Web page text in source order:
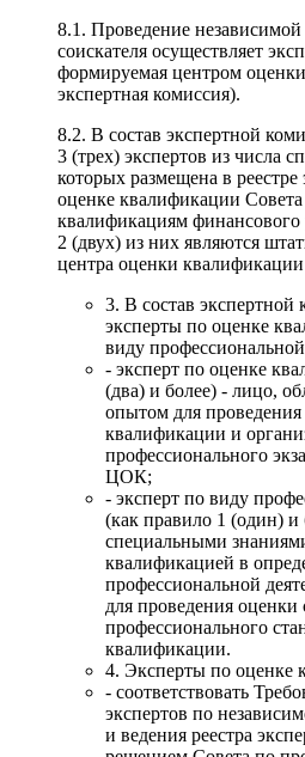
8.1. Проведение
соискателя осуществляет
формируемая центром
экспертная комиссия).
8.2. В состав экспертной
3 (трех) экспертов из числа
которых размещена в
оценке квалификации
квалификациям
2 (двух) из них являются
центра оценки
3. В состав
эксперты по оценке
виду
- эксперт по оценке
(два) и более) - лицо,
опытом для проведения
квалификации и
профессионального
ЦОК;
- эксперт по виду
(как правило 1 (один)
специальными
квалификацией в
профессиональной
для проведения оценки
профессионального
квалификации.
4. Эксперты по оценке
- соответствовать
экспертов по
и ведения реестра